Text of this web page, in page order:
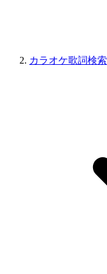
カラオケ歌詞検索